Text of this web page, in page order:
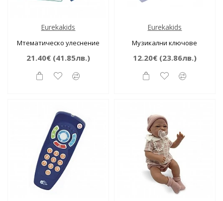
Eurekakids
Мтематическо улеснение
21.40€(41.85лв.)
Eurekakids
Музикални ключове
12.20€(23.86лв.)